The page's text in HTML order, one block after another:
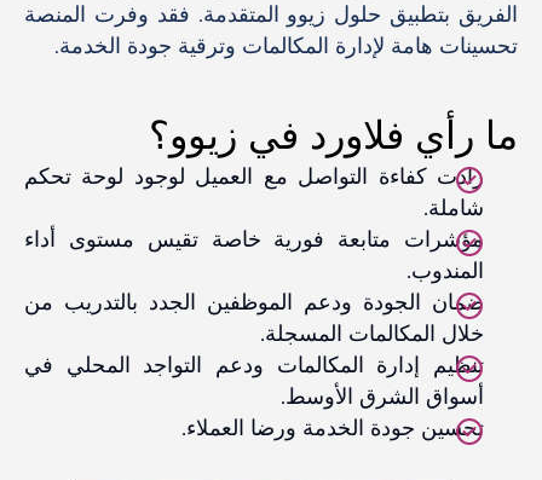
الفريق بتطبيق حلول زيوو المتقدمة. فقد وفرت المنصة
تحسينات هامة لإدارة المكالمات وترقية جودة الخدمة.
ما رأي فلاورد في زيوو؟
زادت كفاءة التواصل مع العميل لوجود لوحة تحكم
شاملة.
مؤشرات متابعة فورية خاصة تقيس مستوى أداء
المندوب.
ضمان الجودة ودعم الموظفين الجدد بالتدريب من
خلال المكالمات المسجلة.
تنظيم إدارة المكالمات ودعم التواجد المحلي في
أسواق الشرق الأوسط.
تحسين جودة الخدمة ورضا العملاء.